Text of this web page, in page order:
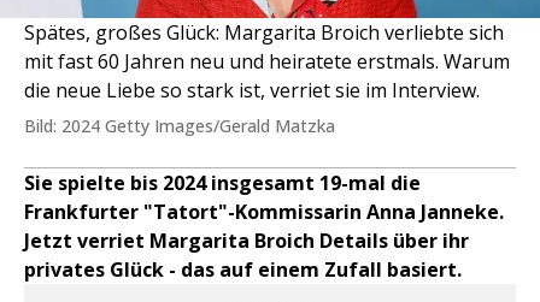
Spätes, großes Glück: Margarita Broich verliebte sich
mit fast 60 Jahren neu und heiratete erstmals. Warum
die neue Liebe so stark ist, verriet sie im Interview.
Bild: 2024 Getty Images/Gerald Matzka
Sie spielte bis 2024 insgesamt 19-mal die
Frankfurter "Tatort"-Kommissarin Anna Janneke.
Jetzt verriet Margarita Broich Details über ihr
privates Glück - das auf einem Zufall basiert.